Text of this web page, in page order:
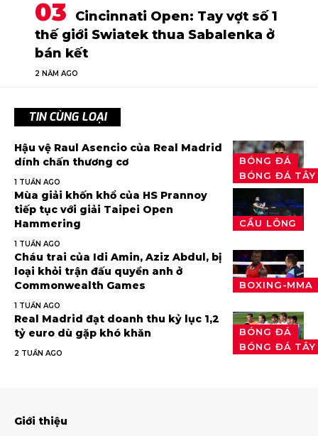
Cincinnati Open: Tay vợt số 1
thế giới Swiatek thua Sabalenka ở
bán kết
2 NĂM AGO
TIN CÙNG LOẠI
BÓNG ĐÁ
BÓNG ĐÁ
Hậu vệ Raul Asencio của Real Madrid
dính chấn thương cơ
1 TUẦN AGO
CẦU LÔNG
Mùa giải khốn khổ của HS Prannoy
tiếp tục với giải Taipei Open
Hammering
1 TUẦN AGO
BOXING-MMA
Cháu trai của Idi Amin, Aziz Abdul, bị
loại khỏi trận đấu quyền anh ở
Commonwealth Games
1 TUẦN AGO
BÓNG ĐÁ
BÓNG ĐÁ
Real Madrid đạt doanh thu kỷ lục 1,2
tỷ euro dù gặp khó khăn
2 TUẦN AGO
Giới thiệu